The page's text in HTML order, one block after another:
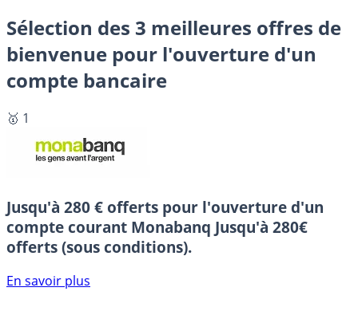
Sélection des 3 meilleures offres de
bienvenue pour l'ouverture d'un
compte bancaire
🥇 1
Jusqu'à 280 € offerts pour l'ouverture d'un
compte courant Monabanq Jusqu'à 280€
offerts (sous conditions).
En savoir plus